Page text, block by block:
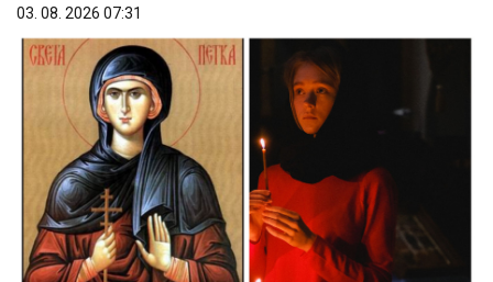
03. 08. 2026 07:31